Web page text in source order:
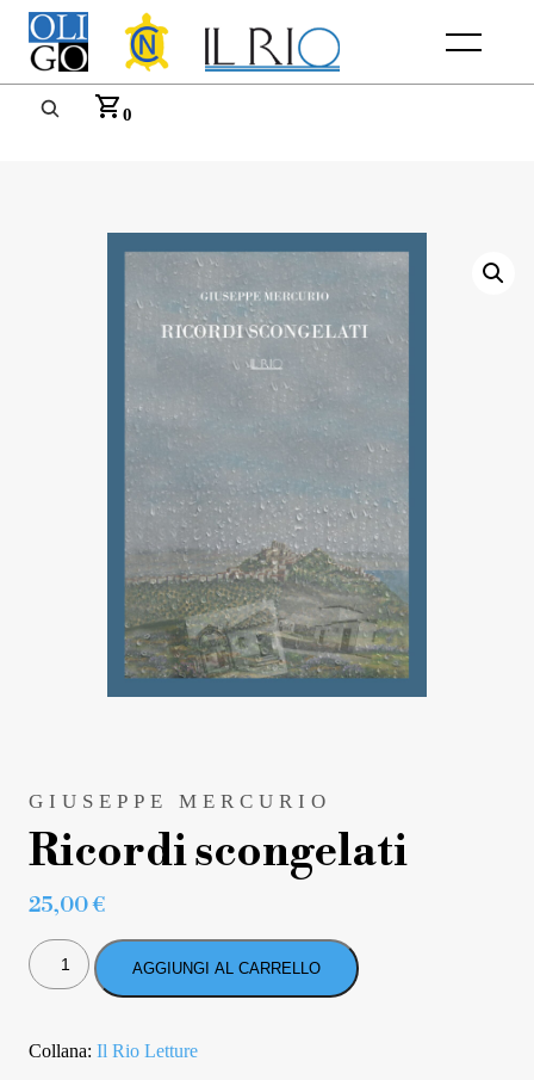
Menu
0
GIUSEPPE MERCURIO
Ricordi scongelati
25,00€
RICORDI
SCONGELATI
QUANTITÀ
AGGIUNGI AL CARRELLO
Collana: Il Rio Letture